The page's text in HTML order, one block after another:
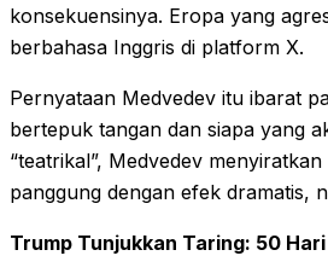
konsekuensinya. Eropa yang
berbahasa Inggris di platform X.
Pernyataan Medvedev itu ibarat
bertepuk tangan dan siapa yang
“teatrikal”, Medvedev
panggung dengan efek dramatis,
Trump Tunjukkan Taring: 50